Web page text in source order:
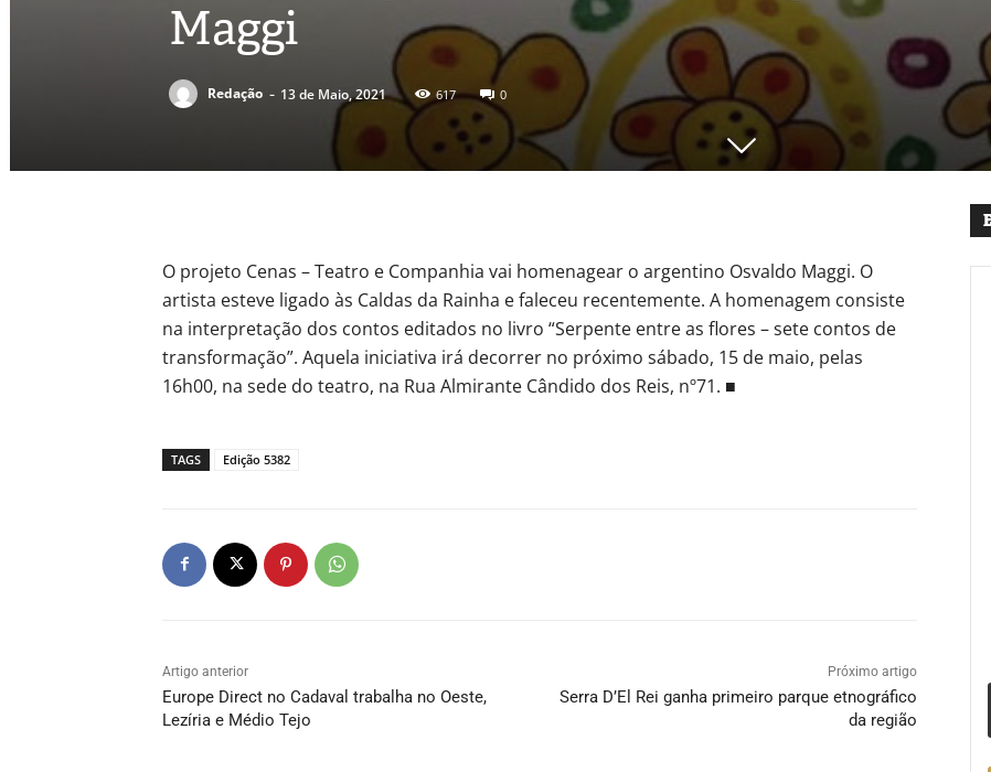
Maggi
Redação - 13 de Maio, 2021 617 0
O projeto Cenas – Teatro e Companhia vai homenagear o argentino Osvaldo Maggi. O
artista esteve ligado às Caldas da Rainha e faleceu recentemente. A homenagem consiste
na interpretação dos contos editados no livro “Serpente entre as flores – sete contos de
transformação”. Aquela iniciativa irá decorrer no próximo sábado, 15 de maio, pelas
16h00, na sede do teatro, na Rua Almirante Cândido dos Reis, nº71. ■
TAGS Edição 5382
Artigo anterior
Europe Direct no Cadaval trabalha no Oeste,
Lezíria e Médio Tejo
Próximo artigo
Serra D’El Rei ganha primeiro parque etnográfico
da região